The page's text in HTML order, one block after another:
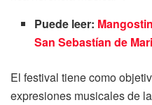
Puede leer:
San Sebastían de
El festival tiene como
expresiones musicales de